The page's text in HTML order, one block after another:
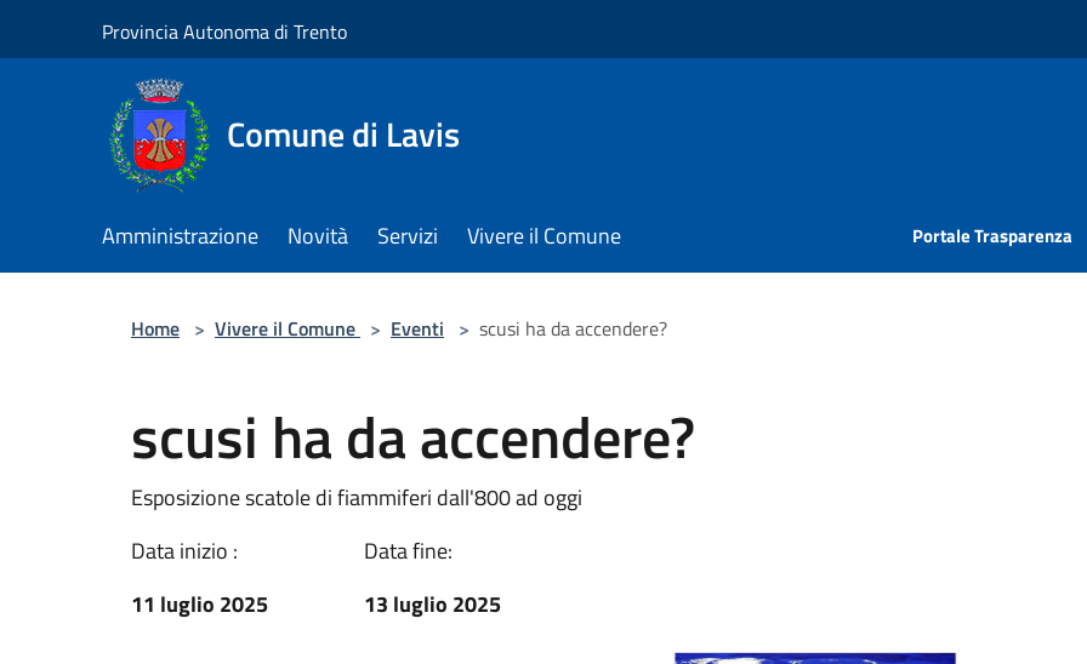
Provincia Autonoma di Trento
Comune di Lavis
Amministrazione Novità Servizi Vivere il Comune Portale Trasparenza
Home > Vivere il Comune > Eventi > scusi ha da accendere?
scusi ha da accendere?
Esposizione scatole di fiammiferi dall'800 ad oggi
Data inizio :
11 luglio 2025
Data fine:
13 luglio 2025